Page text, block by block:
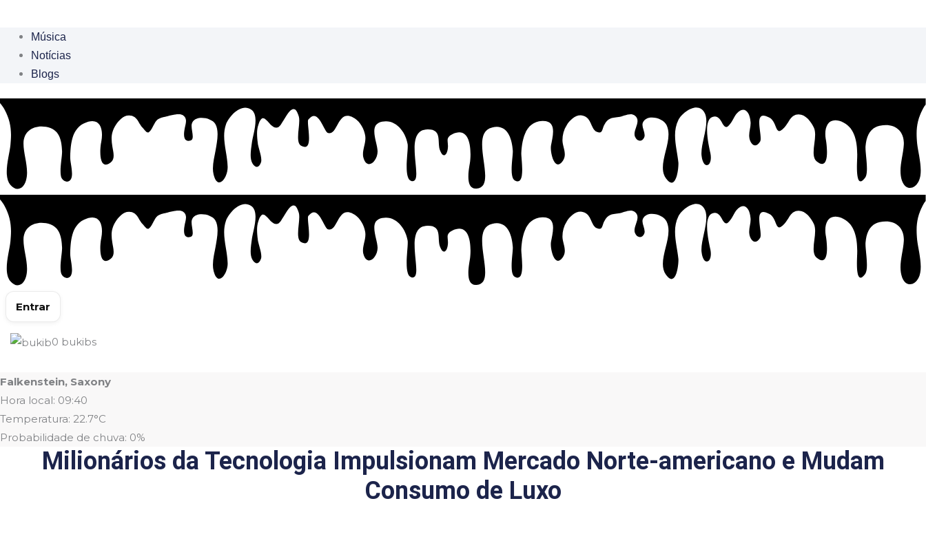
Música
Notícias
Blogs
Entrar
0 bukibs
Falkenstein, Saxony
Hora local: 09:40
Temperatura: 22.7°C
Probabilidade de chuva: 0%
Milionários da Tecnologia Impulsionam Mercado Norte-americano e Mudam
Consumo de Luxo